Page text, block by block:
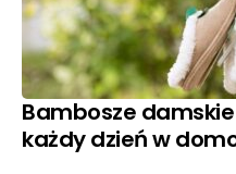
Bambosze
każdy dzień w